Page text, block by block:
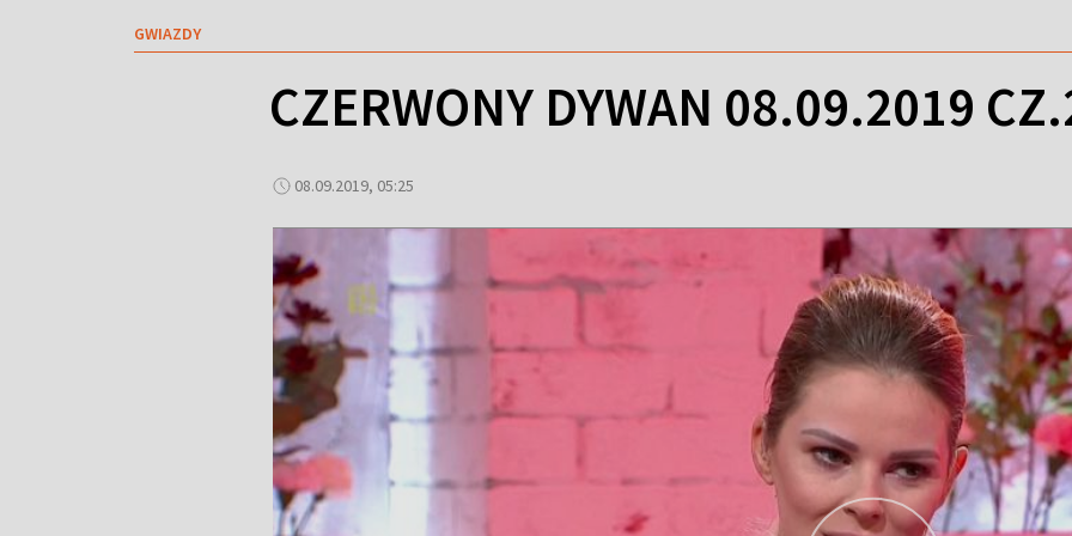
GWIAZDY
CZERWONY DYWAN 08.09.2019
08.09.2019, 05:25